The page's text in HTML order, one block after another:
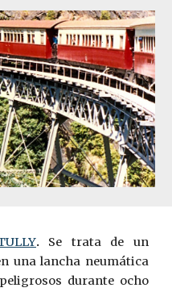
. Se trata de un
una lancha neumática
durante ocho